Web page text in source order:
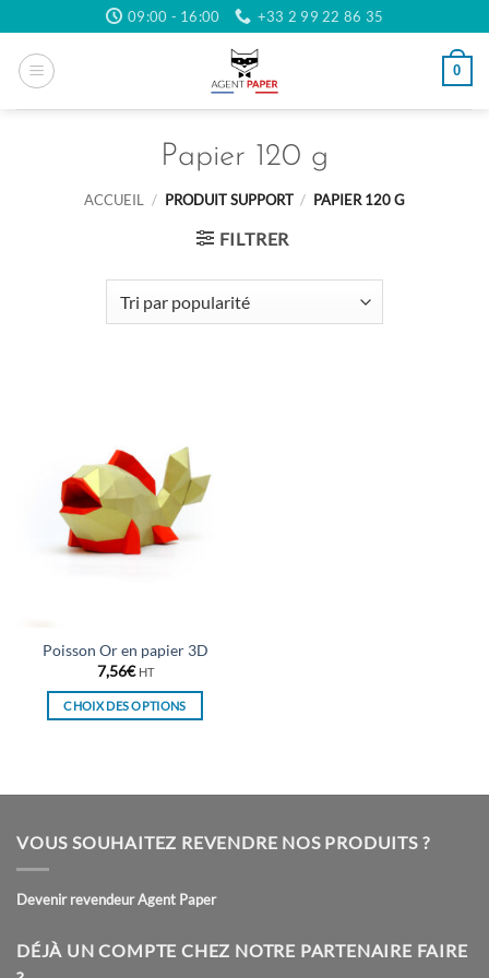
au
contenu
09:00 - 16:00 +33 2 99 22 86 35
0
Papier 120 g
ACCUEIL / PRODUIT SUPPORT / PAPIER 120 G
FILTRER
Poisson Or en papier 3D
7,56€ HT
CHOIX DES OPTIONS
plusieurs
Les
peuvent
sur
VOUS SOUHAITEZ REVENDRE NOS PRODUITS ?
Devenir revendeur Agent Paper
DÉJÀ UN COMPTE CHEZ NOTRE PARTENAIRE FAIRE